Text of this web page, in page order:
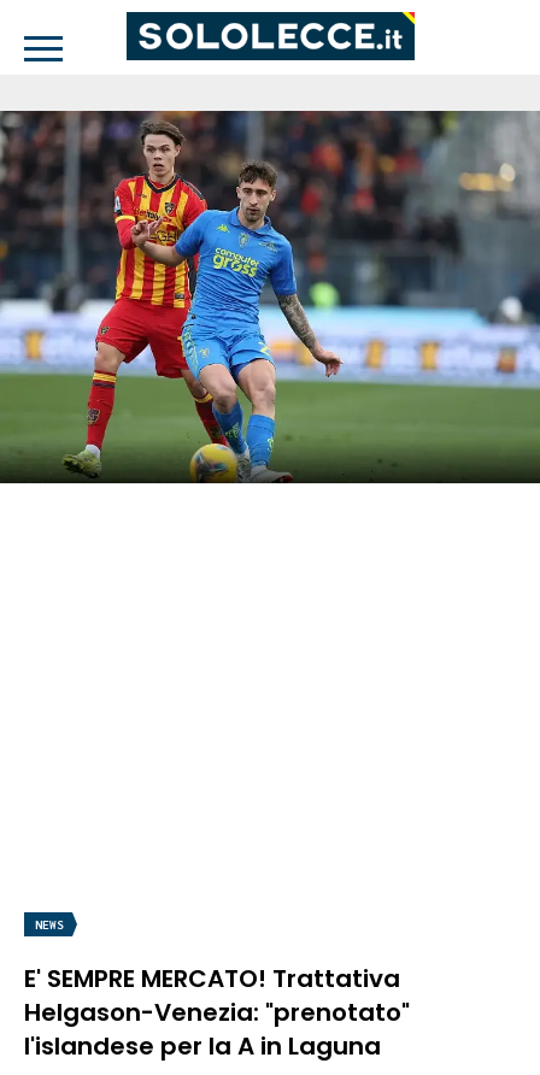
NEWS
E' SEMPRE MERCATO! Trattativa
Helgason-Venezia: "prenotato"
l'islandese per la A in Laguna